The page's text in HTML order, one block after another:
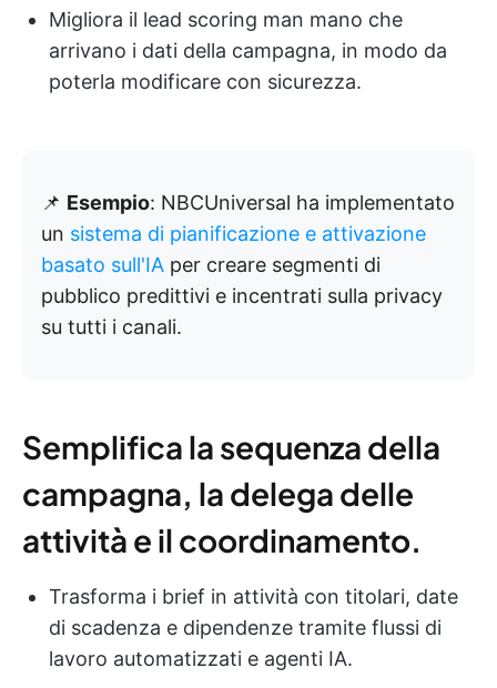
Migliora il lead scoring man mano che
arrivano i dati della campagna, in modo da
poterla modificare con sicurezza.
📌 Esempio: NBCUniversal ha implementato
un sistema di pianificazione e attivazione
basato sull'IA per creare segmenti di
pubblico predittivi e incentrati sulla privacy
su tutti i canali.
Semplifica la sequenza della
campagna, la delega delle
attività e il coordinamento.
Trasforma i brief in attività con titolari, date
di scadenza e dipendenze tramite flussi di
lavoro automatizzati e agenti IA.